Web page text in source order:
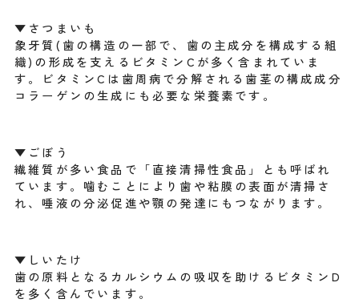
▼さつまいも
象牙質(歯の構造の一部で、歯の主成分を構成する組
織)の形成を支えるビタミンCが多く含まれていま
す。ビタミンCは歯周病で分解される歯茎の構成成分
コラーゲンの生成にも必要な栄養素です。
▼ごぼう
繊維質が多い食品で「直接清掃性食品」とも呼ばれ
ています。噛むことにより歯や粘膜の表面が清掃さ
れ、唾液の分泌促進や顎の発達にもつながります。
▼しいたけ
歯の原料となるカルシウムの吸収を助けるビタミンD
を多く含んでいます。